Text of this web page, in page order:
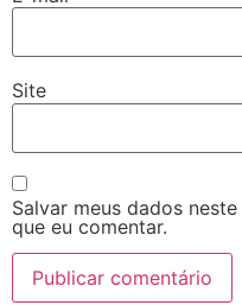
Site
Salvar meus dados
que eu comentar.